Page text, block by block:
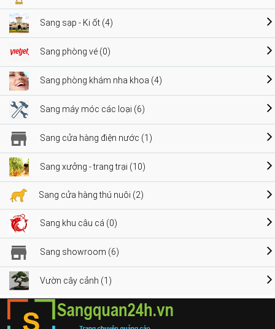
Sang sạp - Ki ốt (4)
Sang phòng vé (0)
Sang phòng khám nha khoa (4)
Sang máy móc các loại (6)
Sang cửa hàng điện nước (1)
Sang xưởng - trang trại (10)
Sang cửa hàng thú nuôi (2)
Sang khu câu cá (0)
Sang showroom (6)
Vườn cây cảnh (1)